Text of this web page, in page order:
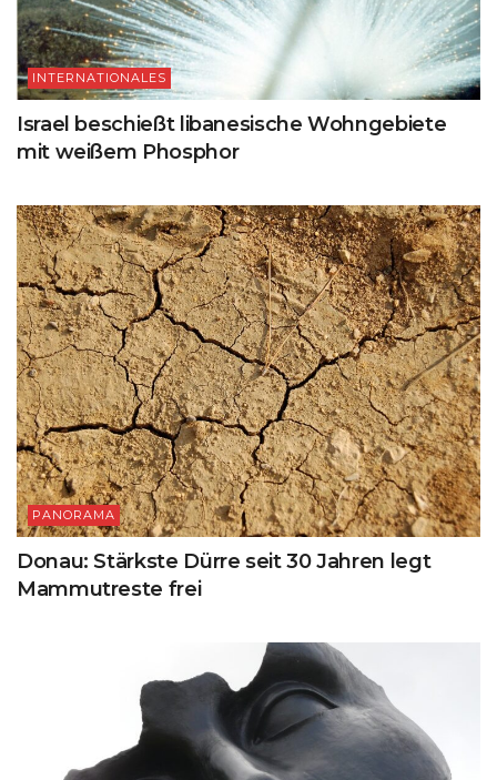
INTERNATIONALES
Israel beschießt libanesische Wohngebiete
mit weißem Phosphor
PANORAMA
Donau: Stärkste Dürre seit 30 Jahren legt
Mammutreste frei